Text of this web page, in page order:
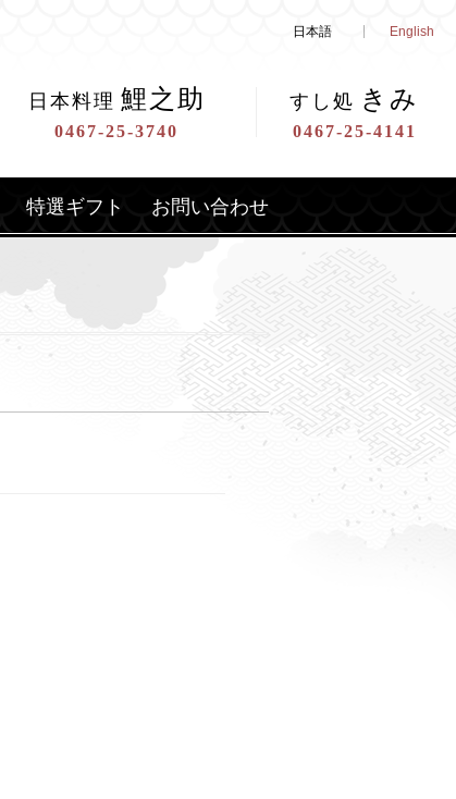
English
日本語
日本料理 鯉之助
0467-25-3740
すし処 きみ
0467-25-4141
特選ギフト お問い合わせ